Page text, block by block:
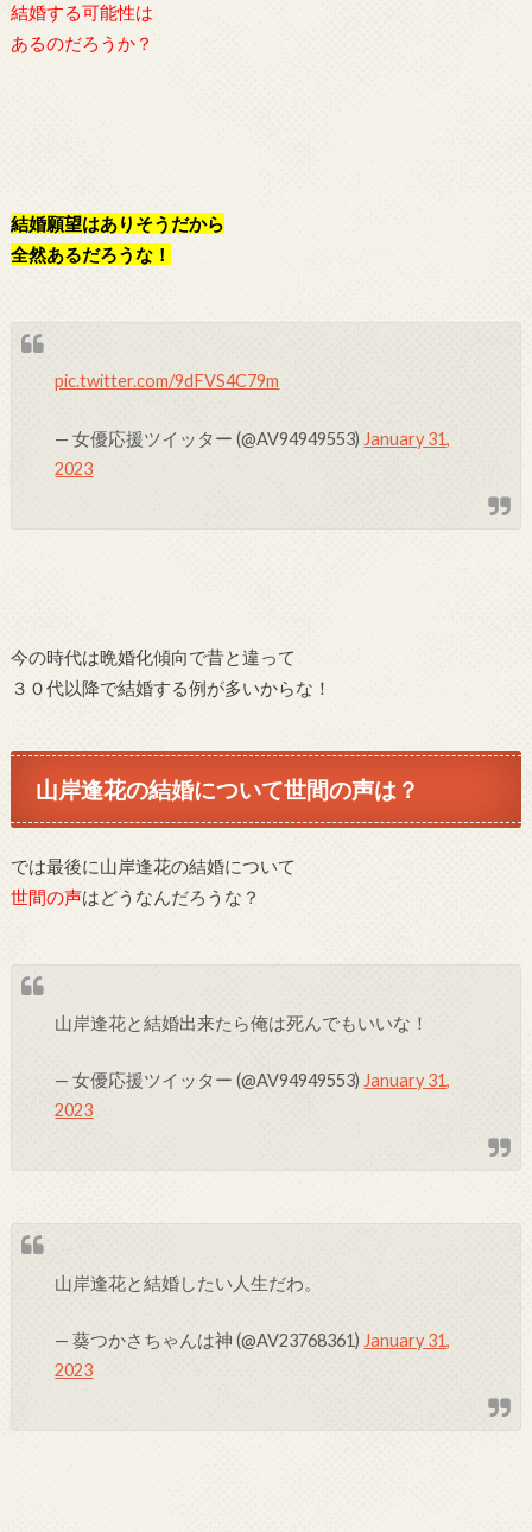
結婚する可能性は
あるのだろうか？
結婚願望はありそうだから
全然あるだろうな！
pic.twitter.com/9dFVS4C79m
— 女優応援ツイッター (@AV94949553) January 31,
2023
今の時代は晩婚化傾向で昔と違って
３０代以降で結婚する例が多いからな！
山岸逢花の結婚について世間の声は？
では最後に山岸逢花の結婚について
世間の声はどうなんだろうな？
山岸逢花と結婚出来たら俺は死んでもいいな！
— 女優応援ツイッター (@AV94949553) January 31,
2023
山岸逢花と結婚したい人生だわ。
— 葵つかさちゃんは神 (@AV23768361) January 31,
2023